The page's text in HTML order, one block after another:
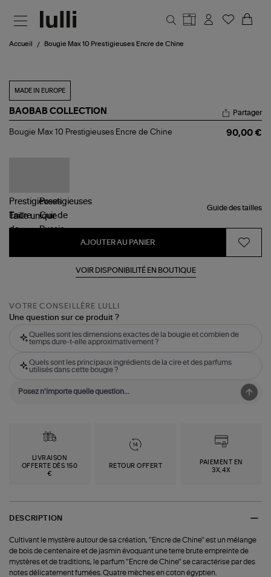
Accueil Bougie Max 10 Prestigieuses Encre de Chine
MADE IN EUROPE
BAOBAB COLLECTION
Bougie
Partager
Bougie Max 10 Prestigieuses Encre de Chine 90,00 €
Guide des tailles
Tailleunique
AJOUTER AU PANIER
VOIR DISPONIBILITÉ EN BOUTIQUE
VOTRE CONSEILLÈRE LULLI
Une question sur ce produit ?
Quelles sont les dimensions exactes de la bougie et combien de
temps dure-t-elle approximativement ?
Quels sont les principaux ingrédients de la cire et des parfums
utilisés dans cette bougie ?
LIVRAISON
OFFERTE DÈS 150
€
RETOUR OFFERT
PAIEMENT EN
3X,4X
DESCRIPTION
Cultivant le mystère autour de sa création, "Encre de Chine" est un mélange
de bois de centenaire et de jasmin évoquant une terre brute empreinte de
mystères et de traditions, le parfum "Encre de Chine" se caractérise par des
notes délicatement fumées. Quatre mèches en coton égyptien.